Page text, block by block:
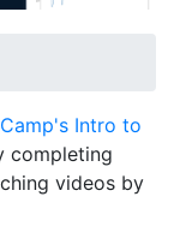
Intro to
completing
videos by